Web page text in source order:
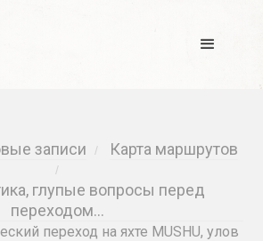
записи / Карта маршрутов
/
глупые вопросы перед
переходом…
переход на яхте MUSHU, улов